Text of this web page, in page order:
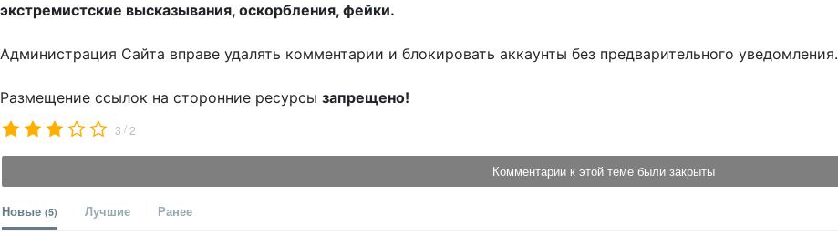
экстремистские высказывания, оскорбления, фейки.
Администрация Сайта вправе удалять комментарии и блокировать аккаунты без предварительного уведомления.
Размещение ссылок на сторонние ресурсы запрещено!
3 /2
Комментарии к этой теме были закрыты
Новые (5) Лучшие Ранее